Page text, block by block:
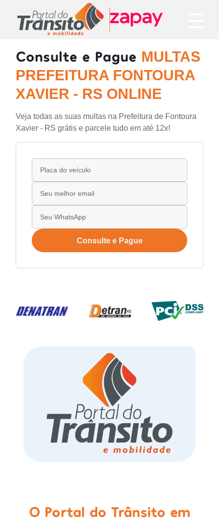
Consulte e Pague MULTAS
PREFEITURA FONTOURA
XAVIER - RS ONLINE
Veja todas as suas multas na Prefeitura de Fontoura
Xavier - RS grátis e parcele tudo em até 12x!
Consulte e Pague
O Portal do Trânsito em